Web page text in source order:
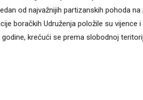
od najvažnijih partizanskih pohoda
boračkih Udruženja položile su
godine, krećući se prema slobodnoj